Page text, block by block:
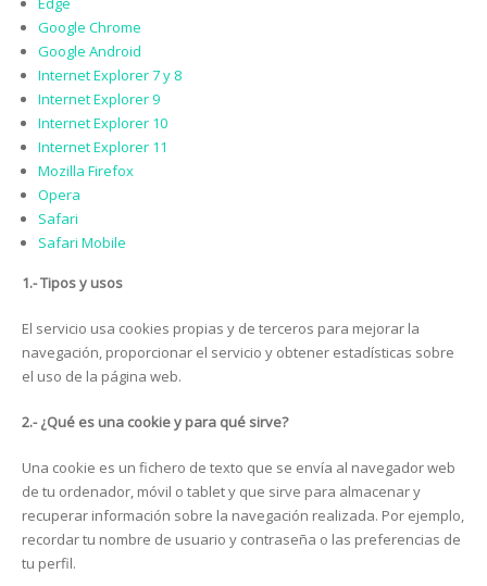
Google Chrome
Google Android
Internet Explorer 7 y 8
Internet Explorer 9
Internet Explorer 10
Internet Explorer 11
Mozilla Firefox
Opera
Safari
Safari Mobile
1.- Tipos y usos
El servicio usa cookies propias y de terceros para mejorar la
navegación, proporcionar el servicio y obtener estadísticas sobre
el uso de la página web.
2.- ¿Qué es una cookie y para qué sirve?
Una cookie es un fichero de texto que se envía al navegador web
de tu ordenador, móvil o tablet y que sirve para almacenar y
recuperar información sobre la navegación realizada. Por ejemplo,
recordar tu nombre de usuario y contraseña o las preferencias de
tu perfil.